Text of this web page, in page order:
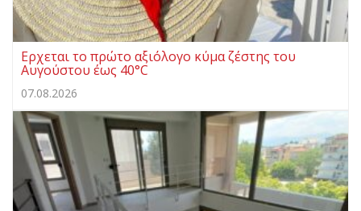
Ερχεται το πρώτο αξιόλογο κύμα ζέστης του
Αυγούστου έως 40°C
07.08.2026